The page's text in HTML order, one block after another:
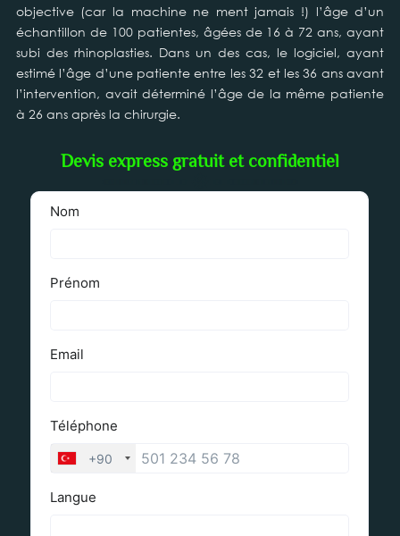
objective (car la machine ne ment jamais !) l’âge d’un
échantillon de 100 patientes, âgées de 16 à 72 ans, ayant
subi des rhinoplasties. Dans un des cas, le logiciel, ayant
estimé l’âge d’une patiente entre les 32 et les 36 ans avant
l’intervention, avait déterminé l’âge de la même patiente
à 26 ans après la chirurgie.
Devis express gratuit et confidentiel